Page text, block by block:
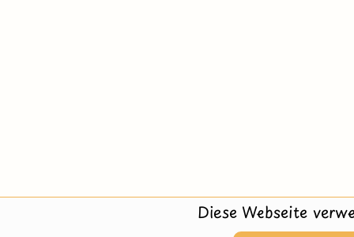
Diese Webseite